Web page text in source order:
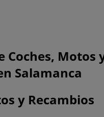
Coches, Motos
Salamanca
y Recambios